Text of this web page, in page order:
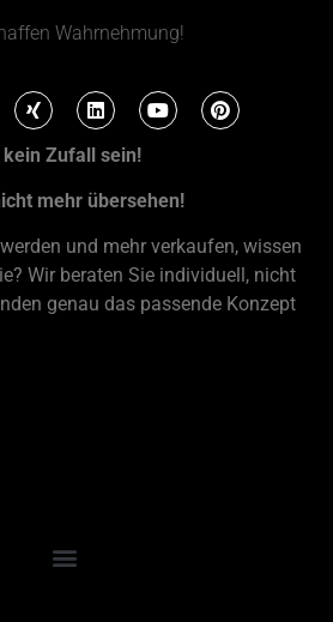
Wahrnehmung!
Zufall sein!
mehr übersehen!
und mehr verkaufen, wissen
Wir beraten Sie individuell, nicht
genau das passende Konzept